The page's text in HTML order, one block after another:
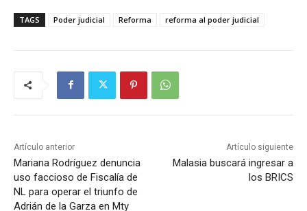
TAGS Poder judicial Reforma reforma al poder judicial
Artículo anterior
Mariana Rodríguez denuncia
uso faccioso de Fiscalía de
NL para operar el triunfo de
Adrián de la Garza en Mty
Artículo siguiente
Malasia buscará ingresar a
los BRICS